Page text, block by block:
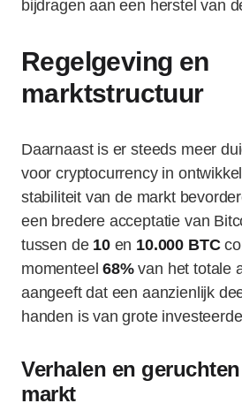
bijdragen aan een herstel van
Regelgeving en
marktstructuur
Daarnaast is er steeds meer
voor cryptocurrency in
stabiliteit van de markt
een bredere acceptatie van
tussen de 10en 10.000 BTC
momenteel68%van het totale
aangeeft dat een aanzienlijk
handen is van grote
Verhalen en
markt